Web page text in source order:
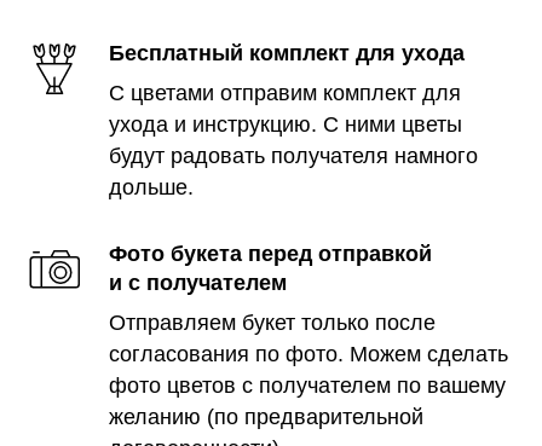
Бесплатный комплект для ухода
С цветами отправим комплект для
ухода и инструкцию. С ними цветы
будут радовать получателя намного
дольше.
Фото букета перед отправкой
и с получателем
Отправляем букет только после
согласования по фото. Можем сделать
фото цветов с получателем по вашему
желанию (по предварительной